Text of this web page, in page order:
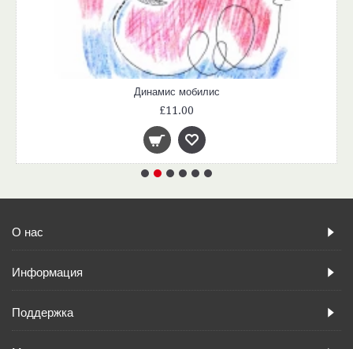
Динамис мобилис
£11.00
О нас
Информация
Поддержка